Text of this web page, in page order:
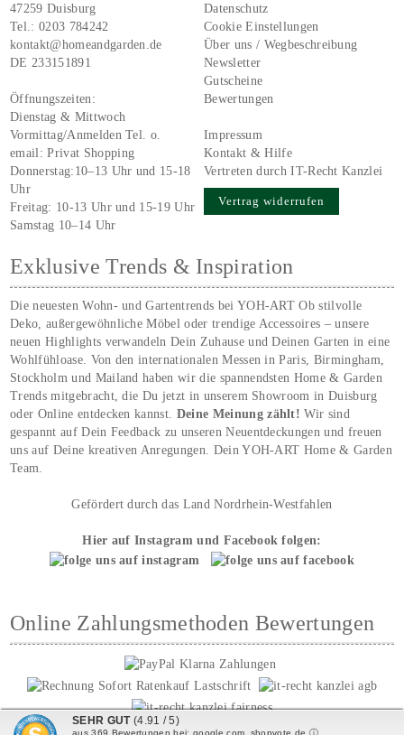
47259 Duisburg
Tel.:0203 784242
kontakt@homeandgarden.de
DE 233151891
Öffnungszeiten:
Dienstag & Mittwoch
Vormittag/Anmelden Tel. o.
email:Privat Shopping
Donnerstag:10–13 Uhr und 15-18
Uhr
Freitag: 10-13 Uhr und 15-19 Uhr
Samstag 10–14 Uhr
Datenschutz
Cookie Einstellungen
Über uns / Wegbeschreibung
Newsletter
Gutscheine
Bewertungen
Impressum
Kontakt & Hilfe
Vertreten durch IT-Recht Kanzlei
Vertrag widerrufen
Exklusive Trends & Inspiration
Die neuesten Wohn- und Gartentrends bei YOH‑ART Ob stilvolle
Deko, außergewöhnliche Möbel oder trendige Accessoires – unsere
neuen Highlights verwandeln Dein Zuhause und Deinen Garten in eine
Wohlfühloase. Von den internationalen Messen in Paris, Birmingham,
Stockholm und Mailand haben wir die spannendsten Home & Garden
Trends mitgebracht, die Du jetzt in unserem Showroom in Duisburg
oder Online entdecken kannst. Deine Meinung zählt!Wir sind
gespannt auf Dein Feedback zu unseren Neuentdeckungen und freuen
uns auf Deine kreativen Anregungen. Dein YOH‑ART Home & Garden
Team.
Gefördert durch das Land Nordrhein-Westfahlen
Hier auf Instagram und Facebook folgen:
Online Zahlungsmethoden Bewertungen
SEHR GUT (4.91 / 5)
aus369 Bewertungen bei: google.com, shopvote.de ⓘ